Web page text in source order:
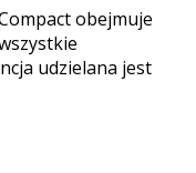
obejmuje
udzielana jest